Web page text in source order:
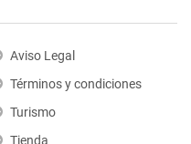
Aviso Legal
Términos y condiciones
Turismo